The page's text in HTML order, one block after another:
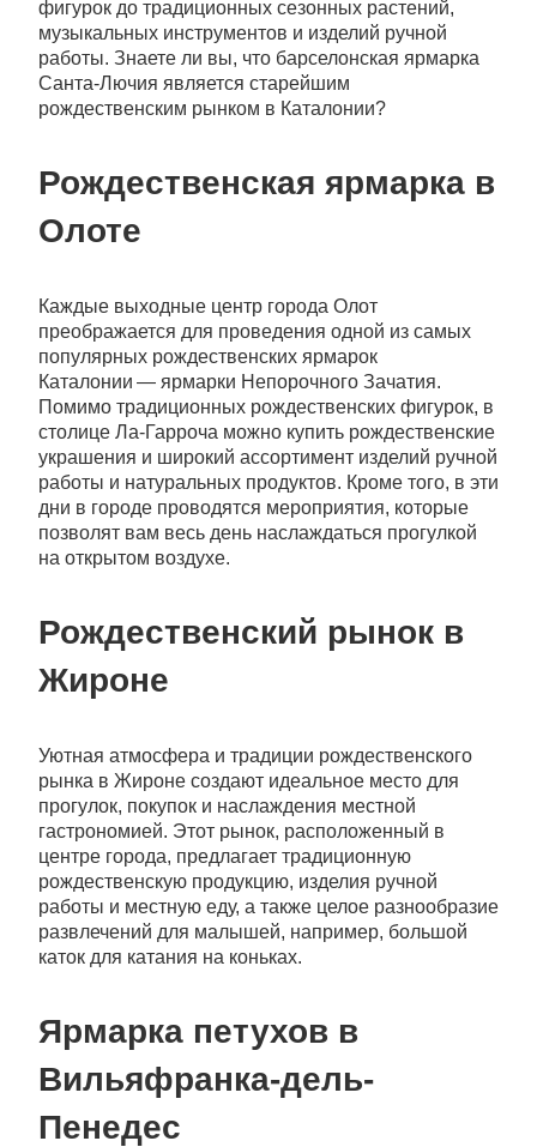
фигурок до традиционных сезонных растений,
музыкальных инструментов и изделий ручной
работы. Знаете ли вы, что барселонская ярмарка
Санта-Лючия является старейшим
рождественским рынком в Каталонии?
Рождественская ярмарка в
Олоте
Каждые выходные центр города Олот
преображается для проведения одной из самых
популярных рождественских ярмарок
Каталонии — ярмарки Непорочного Зачатия.
Помимо традиционных рождественских фигурок, в
столице Ла-Гарроча можно купить рождественские
украшения и широкий ассортимент изделий ручной
работы и натуральных продуктов. Кроме того, в эти
дни в городе проводятся мероприятия, которые
позволят вам весь день наслаждаться прогулкой
на открытом воздухе.
Рождественский рынок в
Жироне
Уютная атмосфера и традиции рождественского
рынка в Жироне создают идеальное место для
прогулок, покупок и наслаждения местной
гастрономией. Этот рынок, расположенный в
центре города, предлагает традиционную
рождественскую продукцию, изделия ручной
работы и местную еду, а также целое разнообразие
развлечений для малышей, например, большой
каток для катания на коньках.
Ярмарка петухов в
Вильяфранка-дель-
Пенедес